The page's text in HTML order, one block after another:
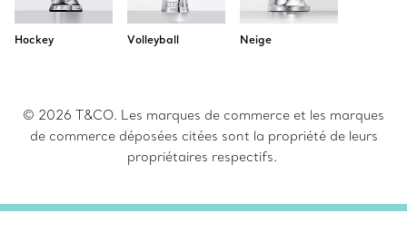
Hockey Volleyball Neige
© 2026 T&CO. Les marques de commerce et les marques
de commerce déposées citées sont la propriété de leurs
propriétaires respectifs.